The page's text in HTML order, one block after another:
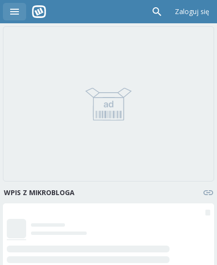
Zaloguj się
WPIS Z MIKROBLOGA